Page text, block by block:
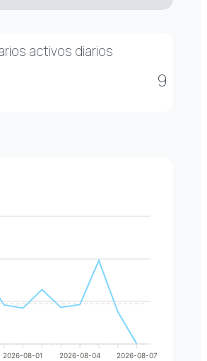
activos diarios
9
2026-08-01 2026-08-04 2026-08-07